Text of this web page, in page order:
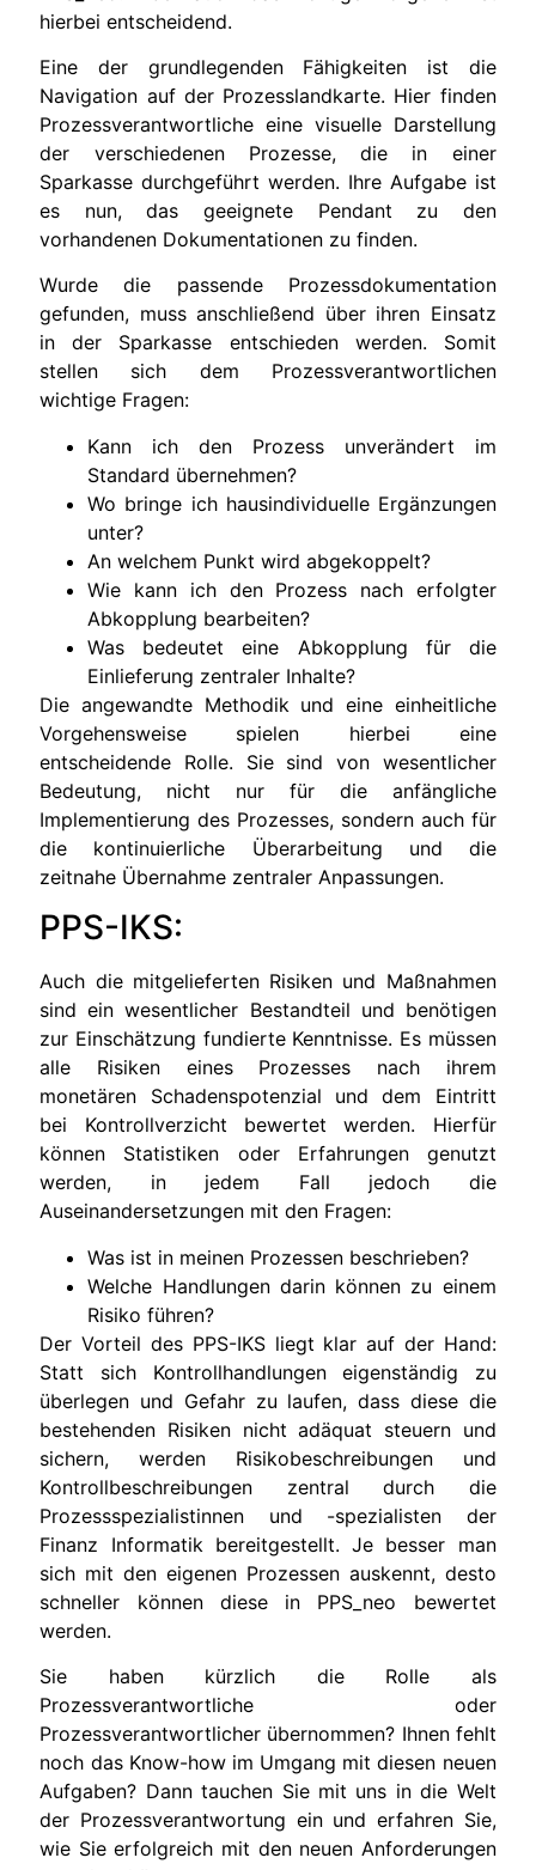
hierbei entscheidend.
Eine der grundlegenden Fähigkeiten ist die
Navigation auf der Prozesslandkarte. Hier finden
Prozessverantwortliche eine visuelle Darstellung
der verschiedenen Prozesse, die in einer
Sparkasse durchgeführt werden. Ihre Aufgabe ist
es nun, das geeignete Pendant zu den
vorhandenen Dokumentationen zu finden.
Wurde die passende Prozessdokumentation
gefunden, muss anschließend über ihren Einsatz
in der Sparkasse entschieden werden. Somit
stellen sich dem Prozessverantwortlichen
wichtige Fragen:
Kann ich den Prozess unverändert im
Standard übernehmen?
Wo bringe ich hausindividuelle Ergänzungen
unter?
An welchem Punkt wird abgekoppelt?
Wie kann ich den Prozess nach erfolgter
Abkopplung bearbeiten?
Was bedeutet eine Abkopplung für die
Einlieferung zentraler Inhalte?
Die angewandte Methodik und eine einheitliche
Vorgehensweise spielen hierbei eine
entscheidende Rolle. Sie sind von wesentlicher
Bedeutung, nicht nur für die anfängliche
Implementierung des Prozesses, sondern auch für
die kontinuierliche Überarbeitung und die
zeitnahe Übernahme zentraler Anpassungen.
PPS-IKS:
Auch die mitgelieferten Risiken und Maßnahmen
sind ein wesentlicher Bestandteil und benötigen
zur Einschätzung fundierte Kenntnisse. Es müssen
alle Risiken eines Prozesses nach ihrem
monetären Schadenspotenzial und dem Eintritt
bei Kontrollverzicht bewertet werden. Hierfür
können Statistiken oder Erfahrungen genutzt
werden, in jedem Fall jedoch die
Auseinandersetzungen mit den Fragen:
Was ist in meinen Prozessen beschrieben?
Welche Handlungen darin können zu einem
Risiko führen?
Der Vorteil des PPS-IKS liegt klar auf der Hand:
Statt sich Kontrollhandlungen eigenständig zu
überlegen und Gefahr zu laufen, dass diese die
bestehenden Risiken nicht adäquat steuern und
sichern, werden Risikobeschreibungen und
Kontrollbeschreibungen zentral durch die
Prozessspezialistinnen und -spezialisten der
Finanz Informatik bereitgestellt. Je besser man
sich mit den eigenen Prozessen auskennt, desto
schneller können diese in PPS_neo bewertet
werden.
Sie haben kürzlich die Rolle als
Prozessverantwortliche oder
Prozessverantwortlicher übernommen? Ihnen fehlt
noch das Know-how im Umgang mit diesen neuen
Aufgaben? Dann tauchen Sie mit uns in die Welt
der Prozessverantwortung ein und erfahren Sie,
wie Sie erfolgreich mit den neuen Anforderungen